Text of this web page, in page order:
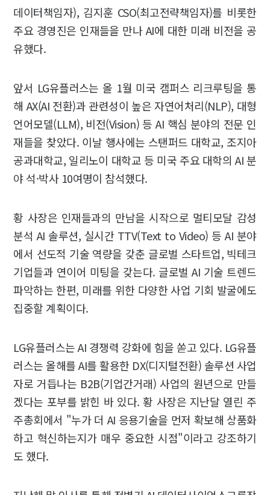
데이터책임자), 김지훈 CSO(최고전략책임자)를 비롯한
주요 경영진은 인재들을 만나 AI에 대한 미래 비전을 공
유했다.
앞서 LG유플러스는 올 1월 미국 캠퍼스 리크루팅을 통
해 AX(AI 전환)과 관련성이 높은 자연어처리(NLP), 대형
언어모델(LLM), 비전(Vision) 등 AI 핵심 분야의 전문 인
재들을 찾았다. 이날 행사에는 스탠퍼드 대학교, 조지아
공과대학교, 일리노이 대학교 등 미국 주요 대학의 AI 분
야 석·박사 10여명이 참석했다.
황 사장은 인재들과의 만남을 시작으로 멀티모달 감성
분석 AI 솔루션, 실시간 TTV(Text to Video) 등 AI 분야
에서 선도적 기술 역량을 갖춘 글로벌 스타트업, 빅테크
기업들과 연이어 미팅을 갖는다. 글로벌 AI 기술 트렌드
파악하는 한편, 미래를 위한 다양한 사업 기회 발굴에도
집중할 계획이다.
LG유플러스는 AI 경쟁력 강화에 힘을 쏟고 있다. LG유플
러스는 올해를 AI를 활용한 DX(디지털전환) 솔루션 사업
자로 거듭나는 B2B(기업간거래) 사업의 원년으로 만들
겠다는 포부를 밝힌 바 있다. 황 사장은 지난달 열린 주
주총회에서 "누가 더 AI 응용기술을 먼저 확보해 상품화
하고 혁신하는지가 매우 중요한 시점"이라고 강조하기
도 했다.